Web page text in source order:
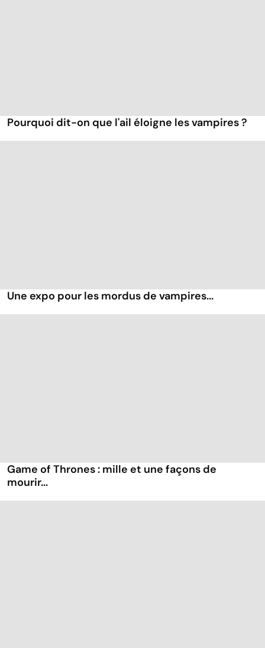
Pourquoi dit-on que l'ail éloigne les vampires ?
Une expo pour les mordus de vampires...
Game of Thrones : mille et une façons de
mourir...